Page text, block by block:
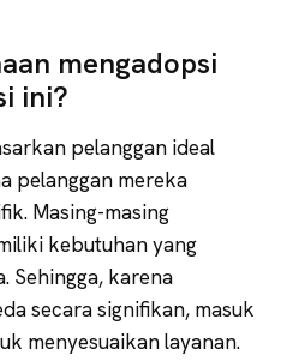
mengadopsi
ini?
pelanggan ideal
pelanggan mereka
Masing-masing
kebutuhan yang
Sehingga, karena
secara signifikan, masuk
menyesuaikan layanan.